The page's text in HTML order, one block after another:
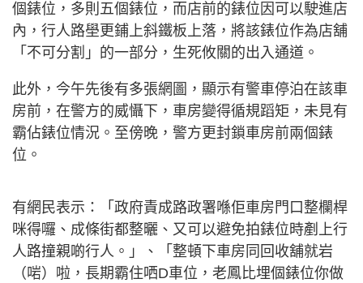
個錶位，多則五個錶位，而店前的錶位因可以駛進店
內，行人路壆更鋪上斜鐵板上落，將該錶位作為店舖
「不可分割」的一部分，生死攸關的出入通道。
此外，今午先後有多張網圖，顯示有警車停泊在該車
房前，在警方的威懾下，車房變得循規蹈矩，未見有
霸佔錶位情況。至傍晚，警方更封鎖車房前兩個錶
位。
有網民表示：「政府責成路政署喺佢車房門口整欄桿
咪得囉、成條街都整曬、又可以避免拍錶位時剷上行
人路撞親啲行人。」、「整頓下車房同回收舖就岩
（啱）啦，長期霸住哂D車位，老鳳比埋個錶位你做